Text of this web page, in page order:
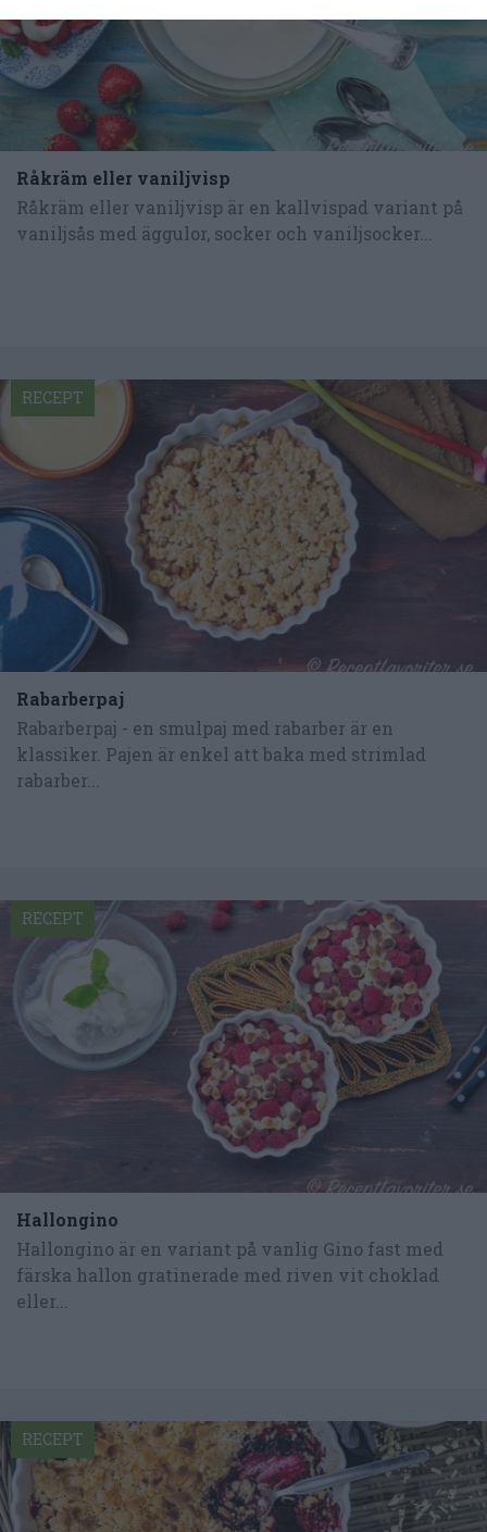
Råkräm eller vaniljvisp
Råkräm eller vaniljvisp är en kallvispad variant på
vaniljsås med äggulor, socker och vaniljsocker...
Rabarberpaj
Rabarberpaj - en smulpaj med rabarber är en
klassiker. Pajen är enkel att baka med strimlad
rabarber...
RECEPT
Hallongino
Hallongino är en variant på vanlig Gino fast med
färska hallon gratinerade med riven vit choklad
eller...
RECEPT
RECEPT